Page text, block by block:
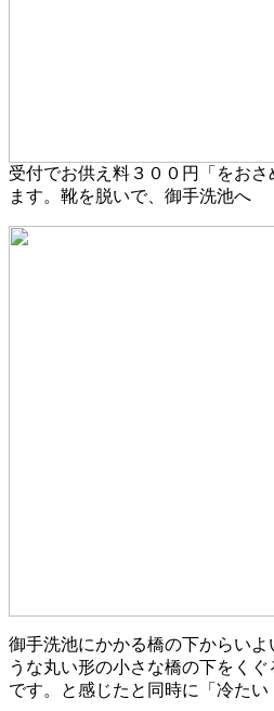
受付でお供え料３００円「をおさ
ます。靴を脱いで、御手洗池へ
御手洗池にかかる橋の下からい
うな丸い形の小さな橋の下をく
です。と感じたと同時に「冷たい